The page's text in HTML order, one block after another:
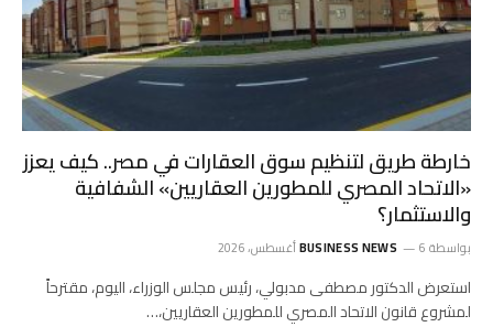
خارطة طريق لتنظيم سوق العقارات في مصر.. كيف يعزز
«الاتحاد المصري للمطورين العقاريين» الشفافية
والاستثمار؟
بواسطة BUSINESS NEWS 6 أغسطس، 2026
استعرض الدكتور مصطفى مدبولي، رئيس مجلس الوزراء، اليوم، مقترحاً
لمشروع قانون الاتحاد المصري للمطورين العقاريين،…